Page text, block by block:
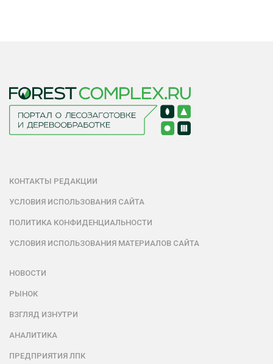
КОНТАКТЫ РЕДАКЦИИ
УСЛОВИЯ ИСПОЛЬЗОВАНИЯ САЙТА
ПОЛИТИКА КОНФИДЕНЦИАЛЬНОСТИ
УСЛОВИЯ ИСПОЛЬЗОВАНИЯ МАТЕРИАЛОВ САЙТА
НОВОСТИ
РЫНОК
ВЗГЛЯД ИЗНУТРИ
АНАЛИТИКА
ПРЕДПРИЯТИЯ ЛПК